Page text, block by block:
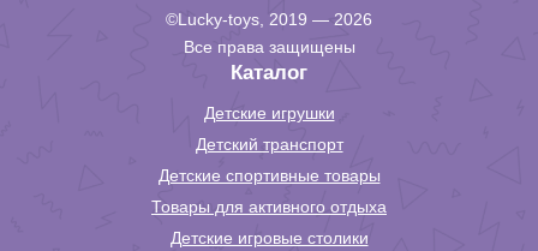
©Lucky-toys, 2019 — 2026
Все права защищены
Каталог
Детские игрушки
Детский транспорт
Детские спортивные товары
Товары для активного отдыха
Детские игровые столики